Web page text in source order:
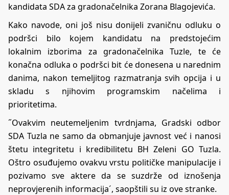
kandidata SDA za gradonačelnika Zorana Blagojevića.
Kako navode, oni još nisu donijeli zvaničnu odluku o
podršci bilo kojem kandidatu na predstojećim
lokalnim izborima za gradonačelnika Tuzle, te će
konačna odluka o podršci bit će donesena u narednim
danima, nakon temeljitog razmatranja svih opcija i u
skladu s njihovim programskim načelima i
prioritetima.
˝Ovakvim neutemeljenim tvrdnjama, Gradski odbor
SDA Tuzla ne samo da obmanjuje javnost već i nanosi
štetu integritetu i kredibilitetu BH Zeleni GO Tuzla.
Oštro osuđujemo ovakvu vrstu političke manipulacije i
pozivamo sve aktere da se suzdrže od iznošenja
neprovjerenih informacija´, saopštili su iz ove stranke.